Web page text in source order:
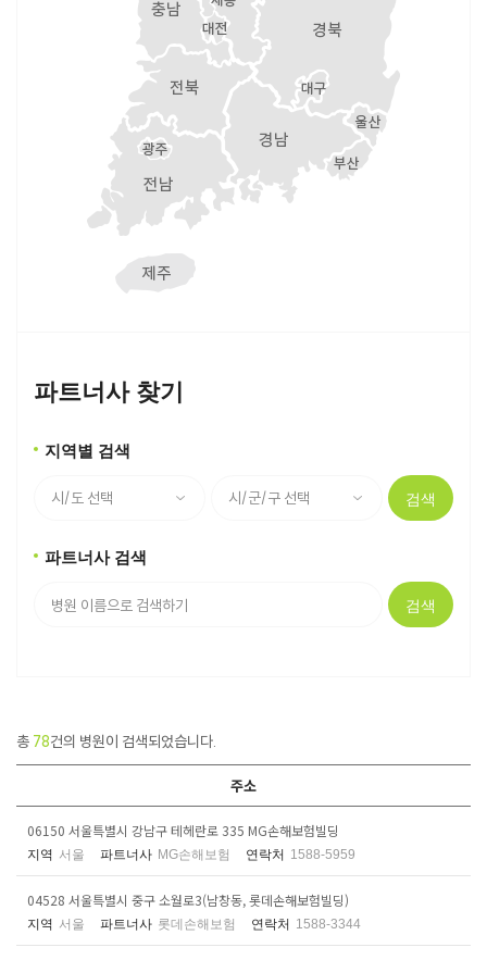
파트너사 찾기
지역별 검색
검색
파트너사 검색
검색
총 78건의 병원이 검색되었습니다.
주소
06150 서울특별시 강남구 테헤란로 335 MG손해보험빌딩
지역 서울 파트너사 MG손해보험 연락처 1588-5959
04528 서울특별시 중구 소월로3(남창동, 롯데손해보험빌딩)
지역 서울 파트너사 롯데손해보험 연락처 1588-3344